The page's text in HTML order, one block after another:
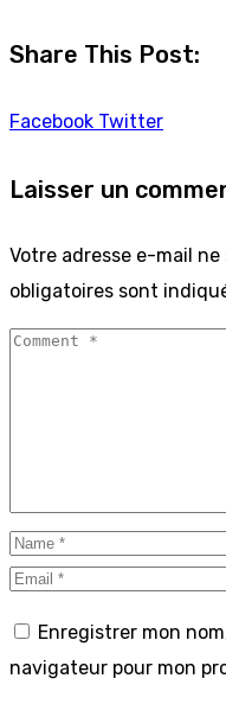
Share This Post:
Facebook Twitter
Laisser un
Votre adresse e-mail ne
obligatoires sont
Enregistrer mon
navigateur pour mon